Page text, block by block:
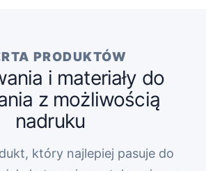
PRODUKTÓW
i materiały do
z możliwością
nadruku
który najlepiej pasuje do